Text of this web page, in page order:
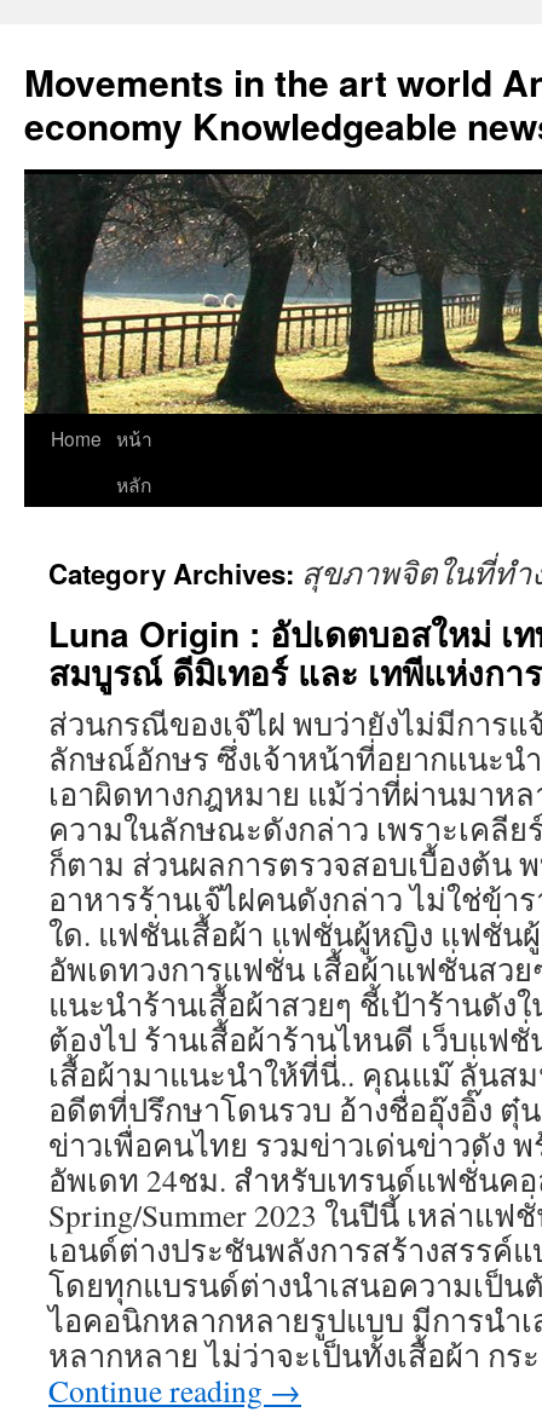
content
Movements in the art world
economy Knowledgeable
Home หน้า
หลัก
Category Archives: สุขภาพจิตในที่ทำ
Luna Origin : อัปเดตบอสใหม่ เ
สมบูรณ์ ดีมิเทอร์ และ เทพีแห่งกา
ส่วนกรณีของเจ๊ไฝ พบว่ายังไม่มีการแ
ลักษณ์อักษร ซึ่งเจ้าหน้าที่อยากแนะน
เอาผิดทางกฎหมาย แม้ว่าที่ผ่านมาห
ความในลักษณะดังกล่าว เพราะเคลี
ก็ตาม ส่วนผลการตรวจสอบเบื้องต้น
อาหารร้านเจ๊ไฝคนดังกล่าว ไม่ใช่ข้า
ใด. แฟชั่นเสื้อผ้า แฟชั่นผู้หญิง แฟชั่น
อัพเดทวงการแฟชั่น เสื้อผ้าแฟชั่นสว
แนะนำร้านเสื้อผ้าสวยๆ ชี้เป้าร้านดัง
ต้องไป ร้านเสื้อผ้าร้านไหนดี เว็บแฟ
เสื้อผ้ามาแนะนำให้ที่นี่.. คุณแม๊ ลั่นส
อดีตที่ปรึกษาโดนรวบ อ้างชื่ออุ๊งอิ๊ง ตุ๋
ข่าวเพื่อคนไทย รวมข่าวเด่นข่าวดัง
อัพเดท 24ชม. สำหรับเทรนด์แฟชั่นค
Spring/Summer 2023 ในปีนี้ เหล่าแ
เอนด์ต่างประชันพลังการสร้างสรรค์
โดยทุกแบรนด์ต่างนำเสนอความเป็
ไอคอนิกหลากหลายรูปแบบ มีการนำ
หลากหลาย ไม่ว่าจะเป็นทั้งเสื้อผ้า กร
Continue reading →